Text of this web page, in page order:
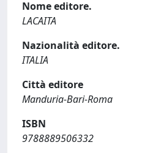
Nome editore.
LACAITA
Nazionalità editore.
ITALIA
Città editore
Manduria-Bari-Roma
ISBN
9788889506332